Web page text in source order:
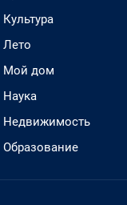
Культура
Лето
Мой дом
Наука
Недвижимость
Образование